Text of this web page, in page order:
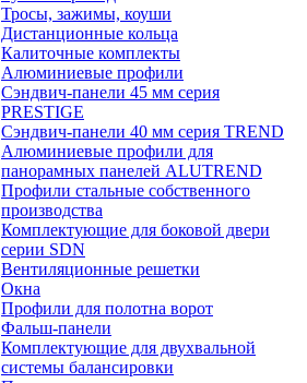
Тросы, зажимы, коуши
Дистанционные кольца
Калиточные комплекты
Алюминиевые профили
Сэндвич-панели 45 мм серия
PRESTIGE
Сэндвич-панели 40 мм серия TREND
Алюминиевые профили для
панорамных панелей ALUTREND
Профили стальные собственного
производства
Комплектующие для боковой двери
серии SDN
Вентиляционные решетки
Окна
Профили для полотна ворот
Фальш-панели
Комплектующие для двухвальной
системы балансировки